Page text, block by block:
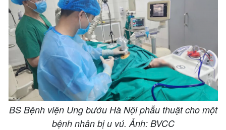
BS Bệnh viện Ung bướu Hà Nội phẫu thuật cho một
bệnh nhân bị u vú. Ảnh: BVCC